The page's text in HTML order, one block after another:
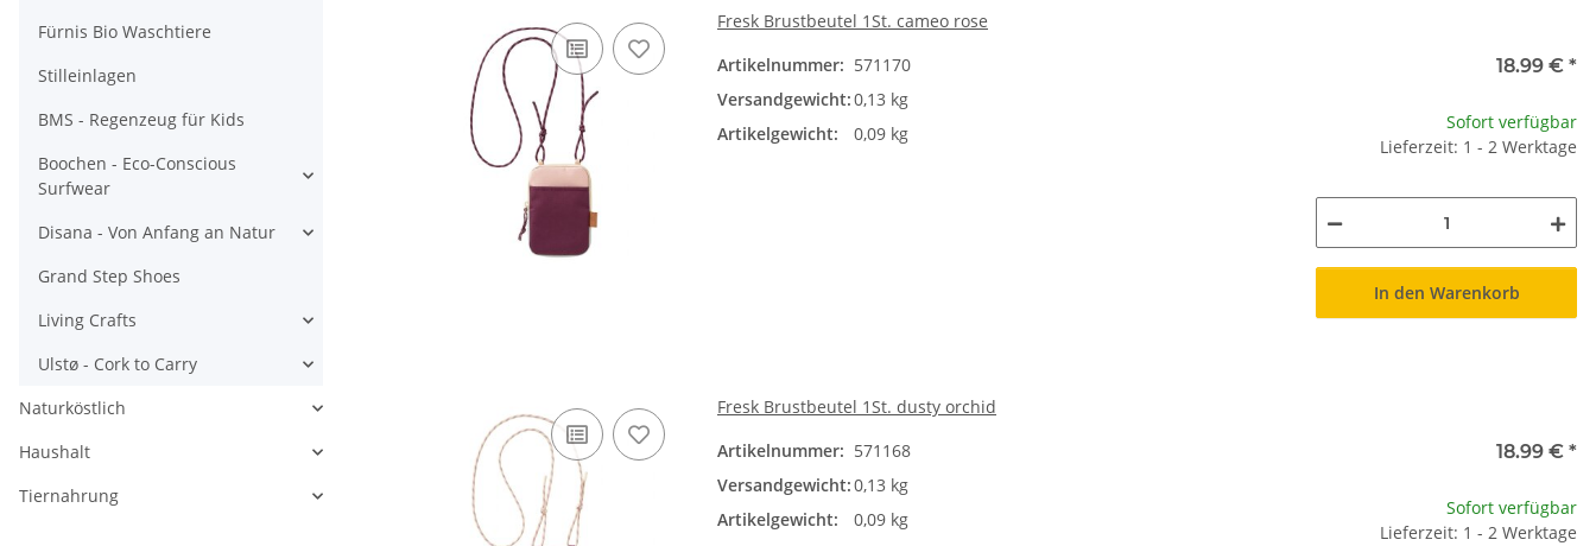
Fresk Brustbeutel 1St. cameo rose
Artikelnummer: 571170
Versandgewicht:0,13 kg
Artikelgewicht:
0,09 kg
18.99 € *
Sofort verfügbar
Lieferzeit: 1 - 2 Werktage
In den Warenkorb
Fresk Brustbeutel 1St. dusty orchid
Artikelnummer: 571168
Versandgewicht:0,13 kg
Artikelgewicht:
0,09 kg
18.99 € *
Sofort verfügbar
Lieferzeit: 1 - 2 Werktage
Fürnis Bio Waschtiere
Stilleinlagen
BMS - Regenzeug für Kids
Boochen - Eco-Conscious
Surfwear
Disana - Von Anfang an Natur
Grand Step Shoes
Living Crafts
Ulstø - Cork to Carry
Naturköstlich
Haushalt
Tiernahrung